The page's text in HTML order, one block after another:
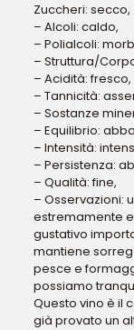
Zuccheri: secco,
– Alcoli: caldo,
– Polialcoli:
– Struttura/
– Acidità: fresco,
– Tannicità:
– Sostanze
– Equilibrio:
– Intensità:
– Persistenza:
– Qualità: fine,
– Osservazioni:
estremamente
gustativo
mantiene
pesce e
possiamo
Questo vino è il
già provato un